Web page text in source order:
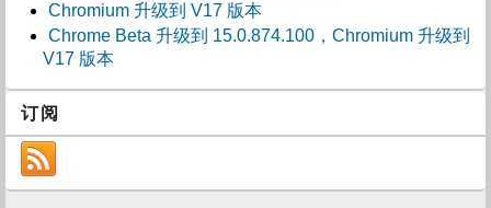
Chromium 升级到 V17 版本
Chrome Beta 升级到 15.0.874.100，Chromium 升级到
V17 版本
订阅